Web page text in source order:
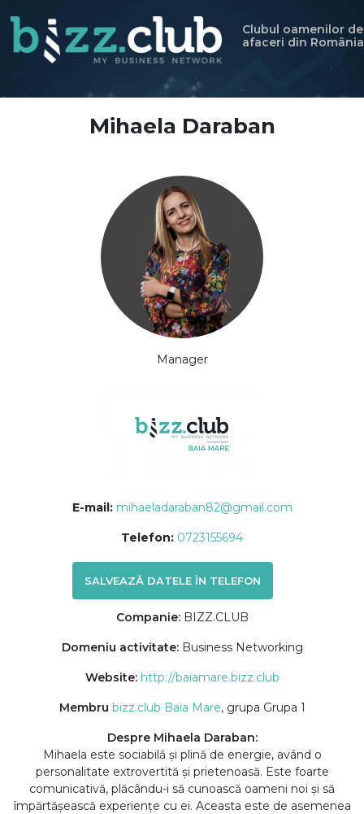
Clubul oamenilor de
afaceri din România
Mihaela Daraban
Manager
E-mail: mihaeladaraban82@gmail.com
Telefon: 0723155694
SALVEAZĂ DATELE ÎN TELEFON
Companie:BIZZ.CLUB
Domeniu activitate:Business Networking
Website: http://baiamare.bizz.club
Membru bizz.club Baia Mare, grupa Grupa 1
Despre Mihaela Daraban:
Mihaela este sociabilă și plină de energie, având o
personalitate extrovertită și prietenoasă. Este foarte
comunicativă, plăcându-i să cunoască oameni noi și să
împărtășească experiențe cu ei. Aceasta este de asemenea